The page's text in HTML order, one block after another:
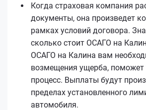
Когда страховая компания
документы, она произведет
рамках условий договора.
сколько стоит ОСАГО на
ОСАГО на Калина вам
возмещения ущерба, поможет
процесс. Выплаты будут
пределах установленного
автомобиля.